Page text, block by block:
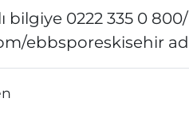
bilgiye 0222 335 0
ebbsporeskisehir